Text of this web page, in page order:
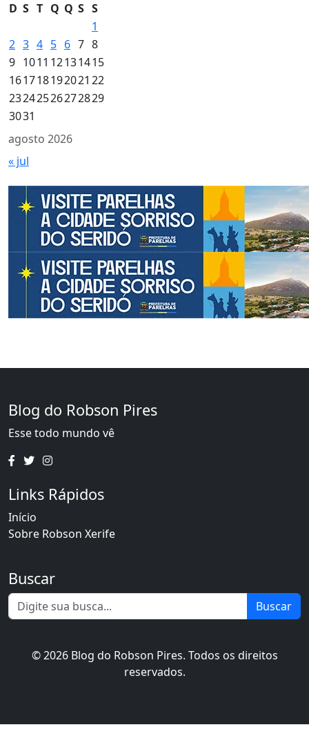
agosto 2026
D S T Q Q S S
1
2 3 4 5 6 7 8
9 1011 12131415
161718192021 22
23242526272829
3031
« jul
Blog do Robson Pires
Esse todo mundo vê
Links Rápidos
Início
Sobre Robson Xerife
Buscar
Buscar
© 2026 Blog do Robson Pires. Todos os direitos
reservados.